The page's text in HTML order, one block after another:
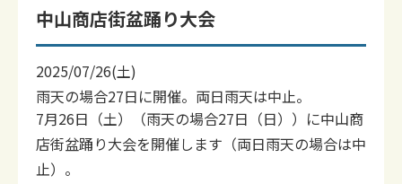
中山商店街盆踊り大会
2025/07/26(土)
雨天の場合27日に開催。両日雨天は中止。
7月26日（土）（雨天の場合27日（日））に中山商
店街盆踊り大会を開催します（両日雨天の場合は中
止）。